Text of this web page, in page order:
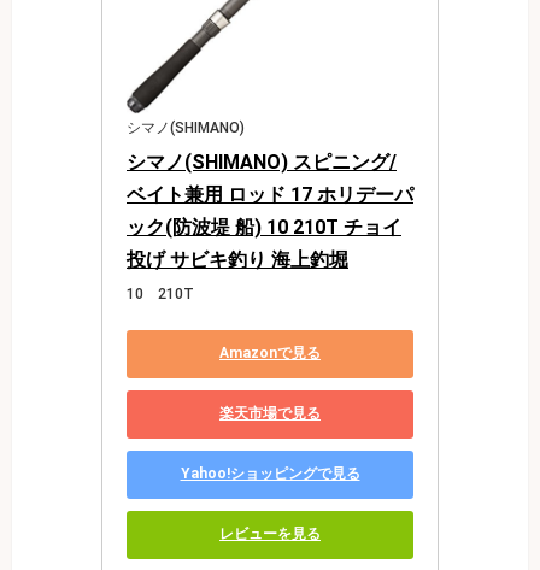
シマノ(SHIMANO)
シマノ(SHIMANO) スピニング/
ベイト兼用 ロッド 17 ホリデーパ
ック(防波堤 船) 10 210T チョイ
投げ サビキ釣り 海上釣堀
10 210T
Amazonで見る
楽天市場で見る
Yahoo!ショッピングで見る
レビューを見る